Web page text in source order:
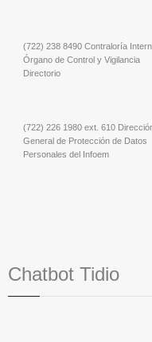
(722) 238 8490 Contraloría
Órgano de Control y Vigilancia
Directorio
(722) 226 1980 ext. 610
General de Protección de Datos
Personales del Infoem
Chatbot Tidio